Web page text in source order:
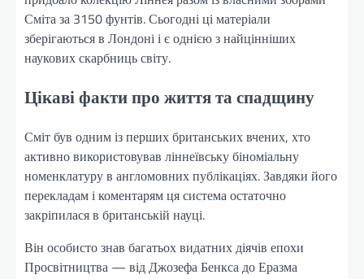
Сміта за 3150 фунтів. Сьогодні ці матеріали
зберігаються в Лондоні і є однією з найцінніших
наукових скарбниць світу.
Цікаві факти про життя та спадщину
Сміт був одним із перших британських вчених, хто
активно використовував ліннеївську біноміальну
номенклатуру в англомовних публікаціях. Завдяки його
перекладам і коментарям ця система остаточно
закріпилася в британській науці.
Він особисто знав багатьох видатних діячів епохи
Просвітництва — від Джозефа Бенкса до Еразма